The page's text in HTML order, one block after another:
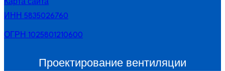
Карта сайта
ИНН 5835026760
ОГРН 1025801210600
Проектирование вентиляции